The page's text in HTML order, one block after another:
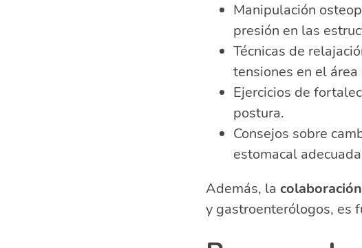
Manipulación
presión en las
Técnicas de
tensiones en el
Ejercicios de
postura.
Consejos sobre
estomacal
Además, la
y gastroenterólogos, es